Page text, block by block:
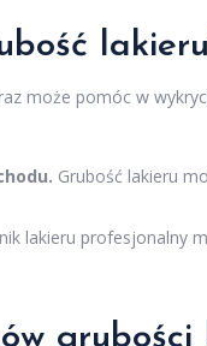
może pomóc w
Grubość lakieru
lakieru profesjonalny